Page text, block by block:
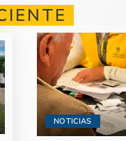
NOTICIAS